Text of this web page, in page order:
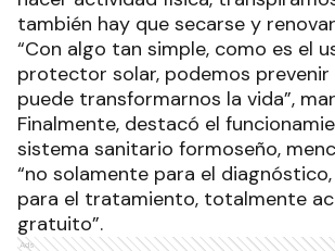
también hay que secarse y
“Con algo tan simple, como es el
protector solar, podemos prevenir
puede transformarnos la vida”,
Finalmente, destacó el
sistema sanitario formoseño,
“no solamente para el
para el tratamiento, totalmente
gratuito”.
Ads